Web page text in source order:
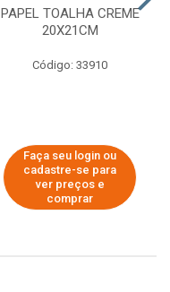
PAPEL TOALHA CREME
20X21CM
Código: 33910
Faça seu login ou
cadastre-se para
ver preços e
comprar